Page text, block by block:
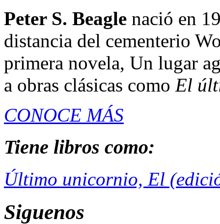
Peter S. Beagle nació en
distancia del cementerio
primera novela, Un lugar
a obras clásicas como El
CONOCE MÁS
Tiene libros como:
Último unicornio, El
Siguenos